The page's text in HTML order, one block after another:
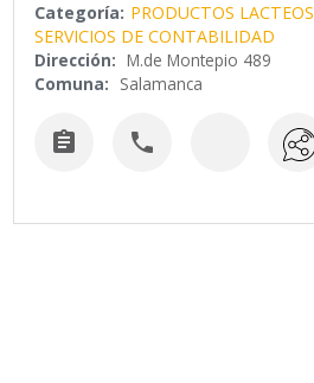
Categoría: PRODUCTOS LACTEOS
SERVICIOS DE CONTABILIDAD
Dirección: M.de Montepio 489
Comuna: Salamanca
 